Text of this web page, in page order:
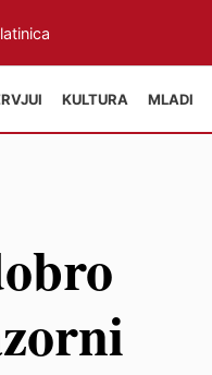
latinica
KULTURA MLADI